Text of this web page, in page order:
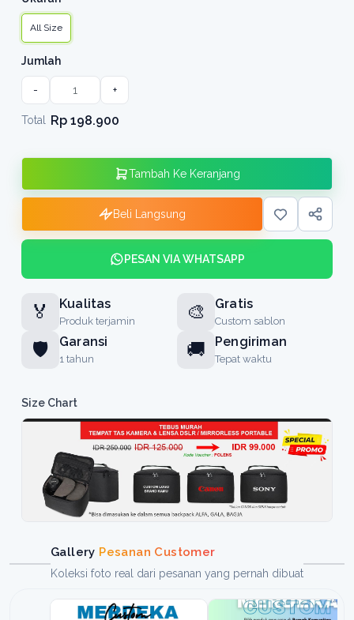
All Size
Jumlah
- +
Total Rp 198.900
Tambah Ke Keranjang
Beli Langsung
PESAN VIA WHATSAPP
🏅 Kualitas
Produk terjamin 🎨 Gratis
Custom sablon
🛡️ Garansi
1 tahun 🚚 Pengiriman
Tepat waktu
Size Chart
Gallery Pesanan Customer
Koleksi foto real dari pesanan yang pernah dibuat